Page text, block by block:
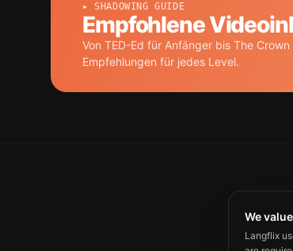
▸ SHADOWING GUIDE
Empfohlene
Von TED-Ed für Anfänger bis The
Empfehlungen für jedes Level.
We
Langflix